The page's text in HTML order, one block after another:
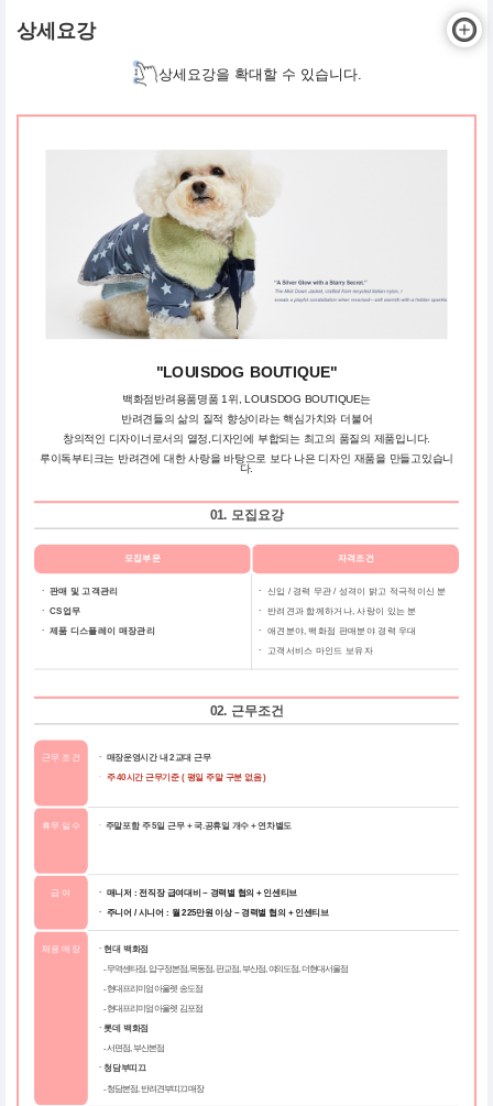
상세요강
상세요강을 확대할 수 있습니다.
"LOUISDOG BOUTIQUE"
백화점반려용품명품 1위, LOUISDOG BOUTIQUE는
반려견들의 삶의 질적 향상이라는 핵심가치와 더불어
창의적인 디자이너로서의 열정,디자인에 부합되는 최고의 품질의 제품입니다.
루이독부티크는 반려견에 대한 사랑을 바탕으로 보다 나은 디자인 재품을 만들고있습니
다.
01. 모집요강
모집부문 자격조건
ㆍ 판매 및 고객관리
ㆍ CS업무
ㆍ 제품 디스플레이 매장관리
ㆍ 신입 / 경력 무관 / 성격이 밝고 적극적이신 분
ㆍ
반려견과 함께하거나, 사랑이 있는 분
ㆍ
애견분야, 백화점 판매분야 경력 우대
ㆍ 고객서비스 마인드 보유자
02. 근무조건
근무 조건 ㆍ 매장운영시간 내 2교대 근무
ㆍ 주 40시간 근무기준 ( 평일 주말 구분 없음 )
휴무 일수 ㆍ 주말포함 주 5일 근무 + 국.공휴일 개수 + 연차별도
급 여 ㆍ 매니저 : 전직장 급여대비 ~ 경력별 협의 + 인센티브
ㆍ 주니어 / 시니어 : 월 225만원 이상 ~ 경력별 협의 + 인센티브
채용 매장 ㆍ현대 백화점
- 무역센타점, 압구정본점, 목동점, 판교점, 부산점, 여의도점, 더현대서울점
- 현대프리미엄 아울렛 송도점
- 현대프리미엄 아울렛 김포점
ㆍ롯데 백화점
- 서면점, 부산본점
ㆍ청담부띠끄
- 청담본점, 반려견부띠끄 매장